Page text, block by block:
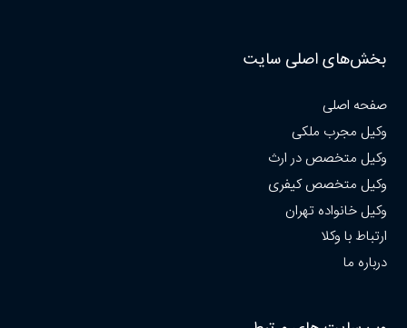
بخش‌های اصلی سایت
صفحه اصلی
وکیل مجرب ملکی
وکیل متخصص در ارث
وکیل متخصص کیفری
وکیل خانواده تهران
ارتباط با وکلا
درباره ما